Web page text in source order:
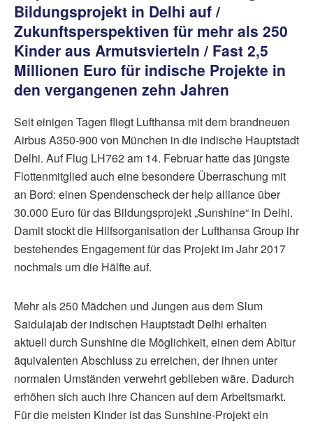
Bildungsprojekt in Delhi auf /
Zukunftsperspektiven für mehr als 250
Kinder aus Armutsvierteln / Fast 2,5
Millionen Euro für indische Projekte in
den vergangenen zehn Jahren
Seit einigen Tagen fliegt Lufthansa mit dem brandneuen
Airbus A350-900 von München in die indische Hauptstadt
Delhi. Auf Flug LH762 am 14. Februar hatte das jüngste
Flottenmitglied auch eine besondere Überraschung mit
an Bord: einen Spendenscheck der help alliance über
30.000 Euro für das Bildungsprojekt „Sunshine“ in Delhi.
Damit stockt die Hilfsorganisation der Lufthansa Group ihr
bestehendes Engagement für das Projekt im Jahr 2017
nochmals um die Hälfte auf.
Mehr als 250 Mädchen und Jungen aus dem Slum
Saidulajab der indischen Hauptstadt Delhi erhalten
aktuell durch Sunshine die Möglichkeit, einen dem Abitur
äquivalenten Abschluss zu erreichen, der ihnen unter
normalen Umständen verwehrt geblieben wäre. Dadurch
erhöhen sich auch ihre Chancen auf dem Arbeitsmarkt.
Für die meisten Kinder ist das Sunshine-Projekt ein